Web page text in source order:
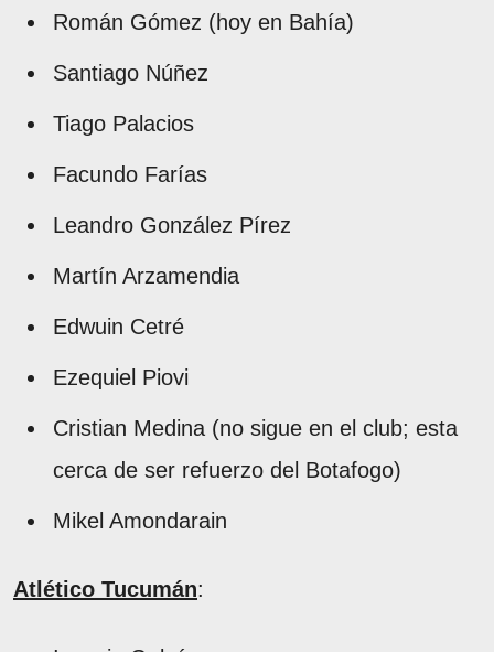
Román Gómez (hoy en Bahía)
Santiago Núñez
Tiago Palacios
Facundo Farías
Leandro González Pírez
Martín Arzamendia
Edwuin Cetré
Ezequiel Piovi
Cristian Medina (no sigue en el club; esta
cerca de ser refuerzo del Botafogo)
Mikel Amondarain
Atlético Tucumán: